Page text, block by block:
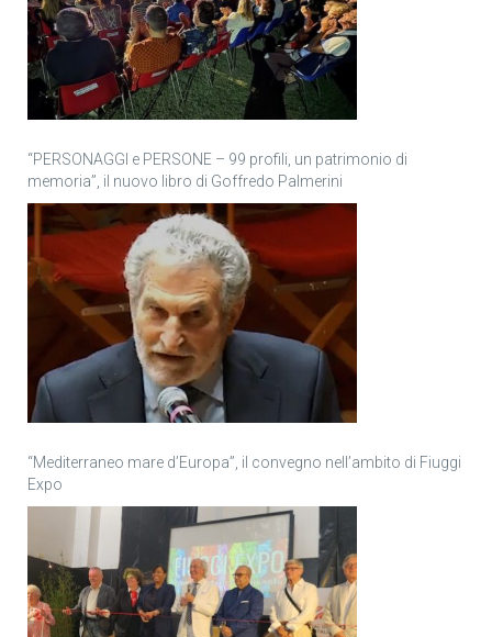
“PERSONAGGI e PERSONE – 99 profili, un patrimonio di
memoria”, il nuovo libro di Goffredo Palmerini
“Mediterraneo mare d’Europa”, il convegno nell’ambito di Fiuggi
Expo